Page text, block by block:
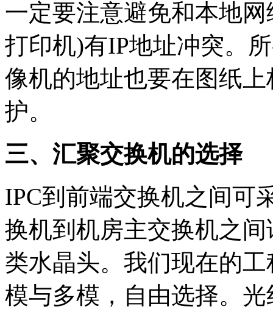
一定要注意避免和本地
打印机)有IP地址冲突。
像机的地址也要在图纸
护。
三、汇聚交换机的选择
IPC到前端交换机之间可
换机到机房主交换机之
类水晶头。我们现在的
模与多模，自由选择。